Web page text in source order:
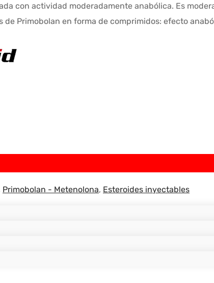
con actividad moderadamente anabólica. Es
de Primobolan en forma de comprimidos: efecto
Primobolan - Metenolona, Esteroides inyectables